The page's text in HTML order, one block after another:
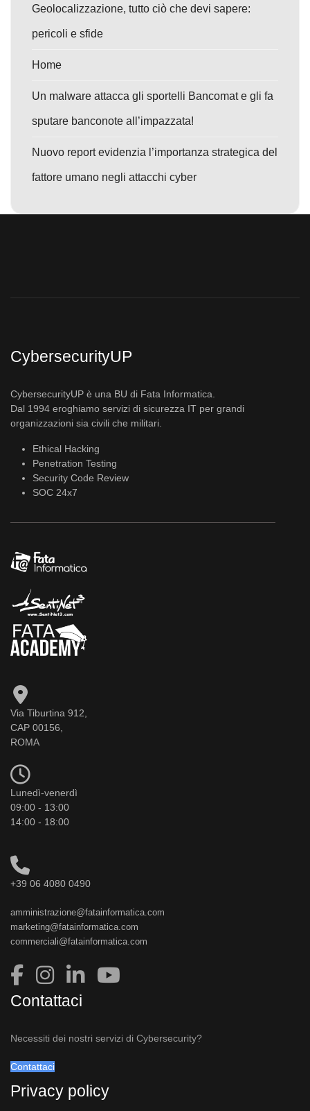
Geolocalizzazione, tutto ciò che devi sapere:
pericoli e sfide
Home
Un malware attacca gli sportelli Bancomat e gli fa
sputare banconote all’impazzata!
Nuovo report evidenzia l’importanza strategica del
fattore umano negli attacchi cyber
CybersecurityUP
CybersecurityUP è una BU di Fata Informatica.
Dal 1994 eroghiamo servizi di sicurezza IT per grandi
organizzazioni sia civili che militari.
Ethical Hacking
Penetration Testing
Security Code Review
SOC 24x7
Via Tiburtina 912,
CAP 00156,
ROMA
Lunedì-venerdì
09:00 - 13:00
14:00 - 18:00
+39 06 4080 0490
amministrazione@fatainformatica.com
marketing@fatainformatica.com
commerciali@fatainformatica.com
Contattaci
Necessiti dei nostri servizi di Cybersecurity?
Contattaci
Privacy policy